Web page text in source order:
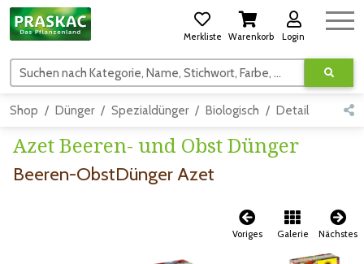
Merkliste Warenkorb Login
Suchen nach Kategorie, Name, Stichwort, Farbe, usw.
Shop Dünger Spezialdünger Biologisch Detail
Azet Beeren- und Obst Dünger
Beeren-ObstDünger Azet
Voriges Galerie Nächstes